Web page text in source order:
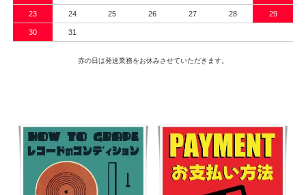
23 24 25 26 27 28 29
30 31
赤の日は発送業務をお休みさせていただきます。